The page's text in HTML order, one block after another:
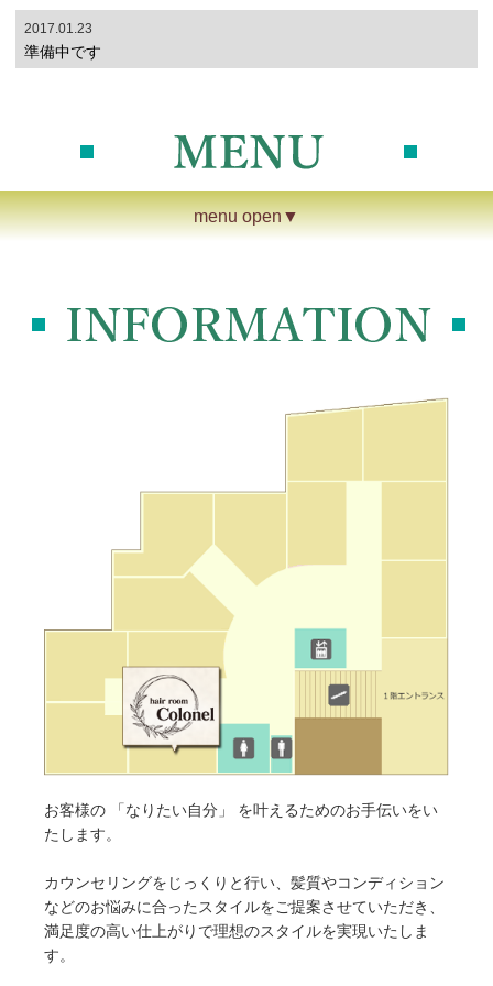
2017.01.23
準備中です
menu open▼
お客様の 「なりたい自分」 を叶えるためのお手伝いをい
たします。
カウンセリングをじっくりと行い、髪質やコンディション
などのお悩みに合ったスタイルをご提案させていただき、
満足度の高い仕上がりで理想のスタイルを実現いたしま
す。